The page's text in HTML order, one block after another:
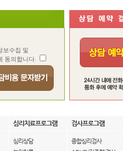
보수집 및
동의합니다.
심리치료프로그램 검사프로그램
심리상담
종합심리검사